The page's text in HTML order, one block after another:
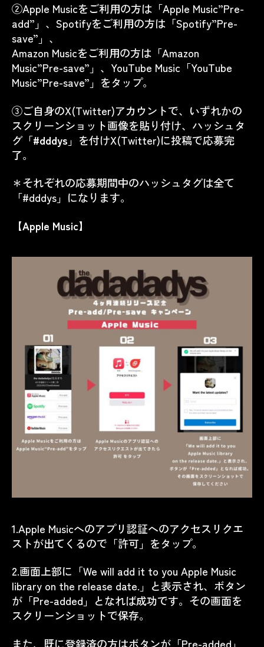
②Apple Musicをご利用の方は「Apple Music”Pre-
add”」、Spotifyをご利用の方は「Spotify”Pre-
save”」、
Amazon Musicをご利用の方は「Amazon
Music”Pre-save”」、YouTube Music「YouTube
Music”Pre-save”」をタップ。
③ご自身のX(Twitter)アカウントで、いずれかの
スクリーンショット画像を貼り付け、ハッシュタ
グ「#dddys 」を付けX(Twitter)に投稿で応募完
了。
＊それぞれの応募期間中のハッシュタグは全て
「#dddys」になります。
【Apple Music】
1.Apple Musicへのアプリ認証へのアクセスリクエ
ストが出てくるので「許可」をタップ。
2.画面上部に「We will add it to you Apple Music
library on the release date.」と表示され、ボタン
が「Pre-added」となれば成功です。その画面を
スクリーンショットで保存。
また、既に登録済の方はボタンが「Pre-added」